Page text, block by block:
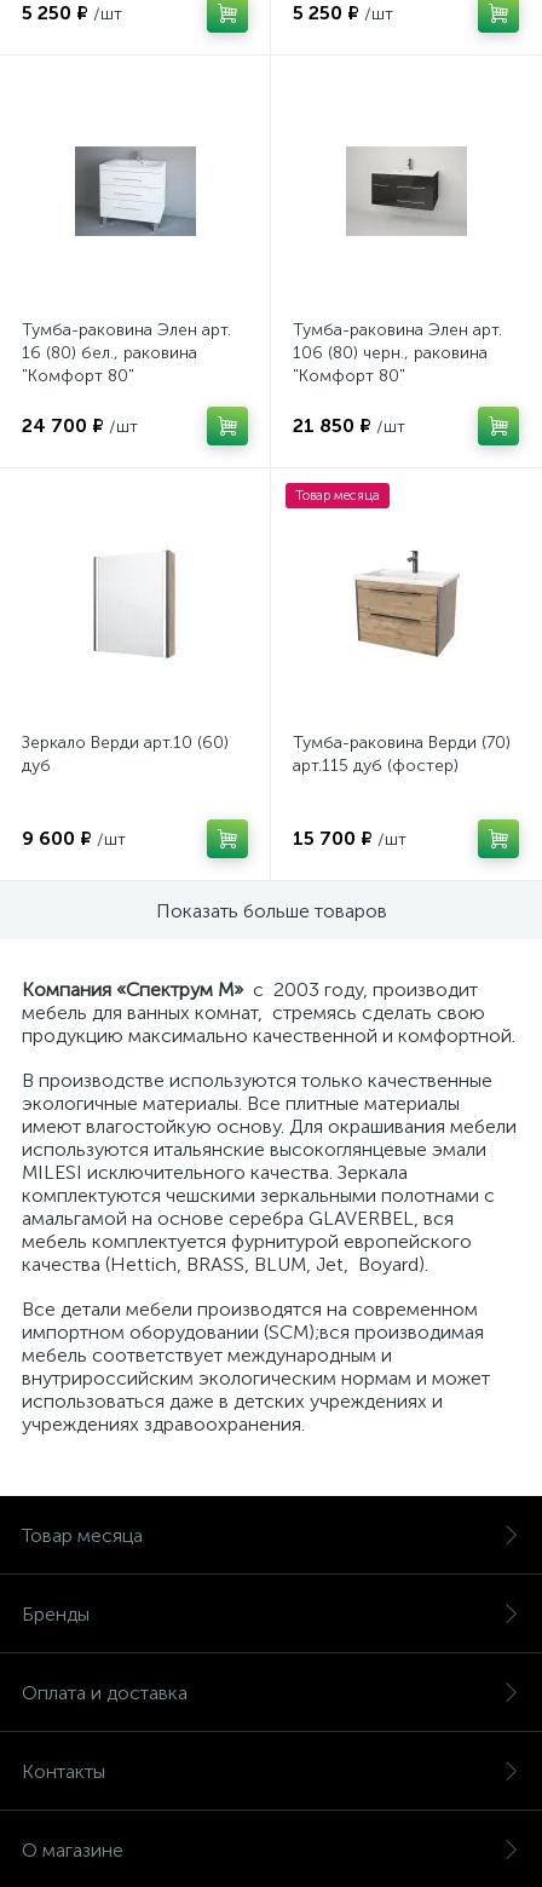
5 250 ₽ /шт 5 250 ₽ /шт
Тумба-раковина Элен арт.
16 (80) бел., раковина
"Комфорт 80"
24 700 ₽ /шт
Тумба-раковина Элен арт.
106 (80) черн., раковина
"Комфорт 80"
21 850 ₽ /шт
Зеркало Верди арт.10 (60)
дуб
9 600 ₽ /шт
Товар месяца
Тумба-раковина Верди (70)
арт.115 дуб (фостер)
15 700 ₽ /шт
Показать больше товаров
Компания «Спектрум М»с 2003 году, производит
мебель для ванных комнат, стремясь сделать свою
продукцию максимально качественной и комфортной.
В производстве используются только качественные
экологичные материалы. Все плитные материалы
имеют влагостойкую основу. Для окрашивания мебели
используются итальянские высокоглянцевые эмали
MILESI исключительного качества. Зеркала
комплектуются чешскими зеркальными полотнами с
амальгамой на основе серебра GLAVERBEL, вся
мебель комплектуется фурнитурой европейского
качества (Hettich, BRASS, BLUM, Jet, Boyard).
Все детали мебели производятся на современном
импортном оборудовании (SCM);вся производимая
мебель соответствует международным и
внутрироссийским экологическим нормам и может
использоваться даже в детских учреждениях и
учреждениях здравоохранения.
Товар месяца
Бренды
Оплата и доставка
Контакты
О магазине